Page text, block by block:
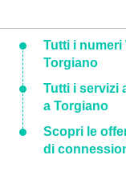
Tutti i numeri
Torgiano
Tutti i servizi
a Torgiano
Scopri le
di